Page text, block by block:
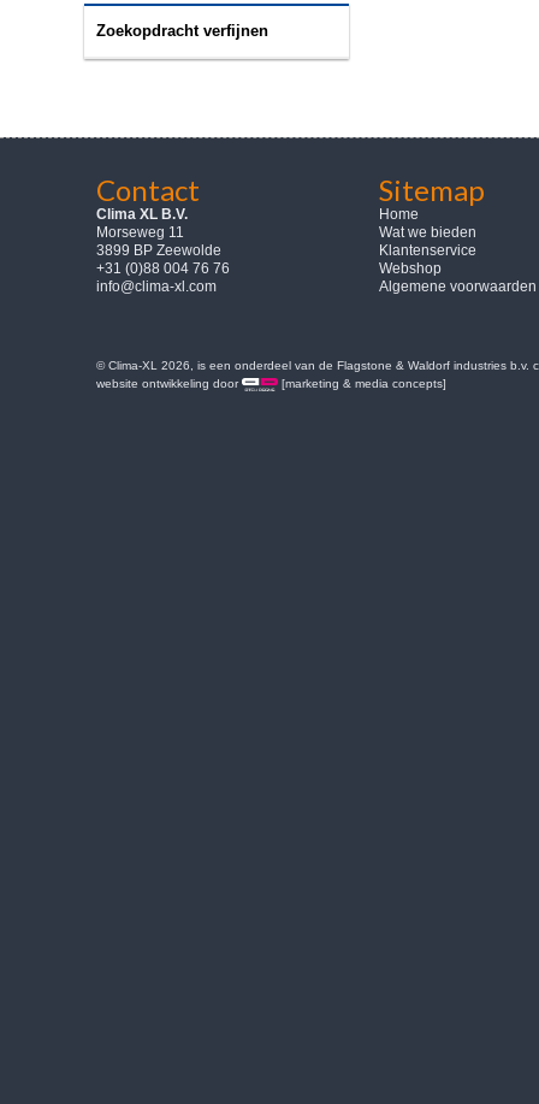
Zoekopdracht verfijnen
Contact
Clima XL B.V.
Morseweg 11
3899 BP Zeewolde
+31 (0)88 004 76 76
info@clima-xl.com
Sitemap
Home
Wat we bieden
Klantenservice
Webshop
Algemene voorwaarden
© Clima-XL 2026, is een onderdeel van de Flagstone & Waldorf industries b.v.
website ontwikkeling door
[marketing & media concepts]